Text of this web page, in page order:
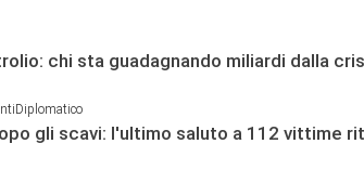
chi sta guadagnando miliardi dalla
gli scavi: l'ultimo saluto a 112 vittime